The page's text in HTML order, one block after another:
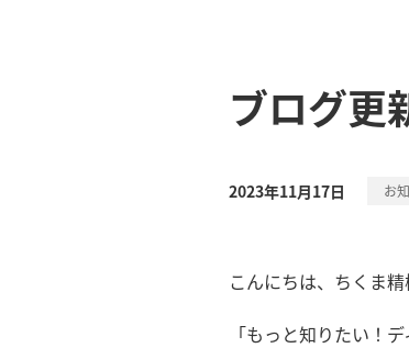
ブログ更
2023年11月17日 お
こんにちは、ちくま精
「もっと知りたい！